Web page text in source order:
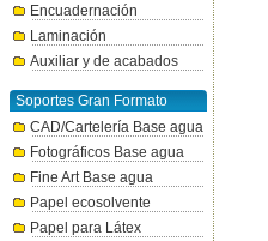
Encuadernación
Laminación
Auxiliar y de acabados
Soportes Gran Formato
CAD/Cartelería Base agua
Fotográficos Base agua
Fine Art Base agua
Papel ecosolvente
Papel para Látex